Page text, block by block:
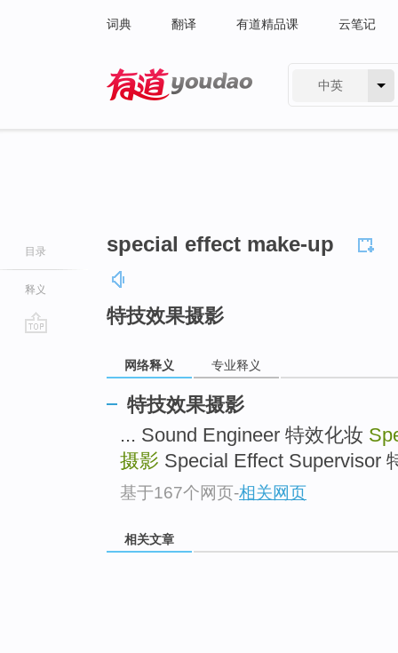
词典 翻译 有道精品课 云笔记
中英
目录
释义
special effect make-up
特技效果摄影
网络释义 专业释义
特技效果摄影
... Sound Engineer 特效化妆
摄影 Special Effect Supervisor
基于167个网页-相关网页
相关文章